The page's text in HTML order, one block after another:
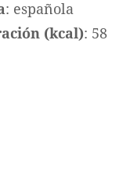
: española
(kcal): 58